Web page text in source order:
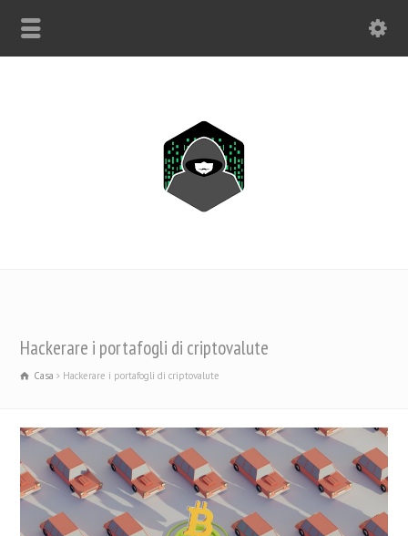
Hackerare i portafogli di criptovalute
Casa Hackerare i portafogli di criptovalute